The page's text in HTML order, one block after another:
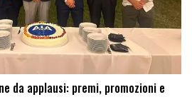
da applausi: premi, promozioni e